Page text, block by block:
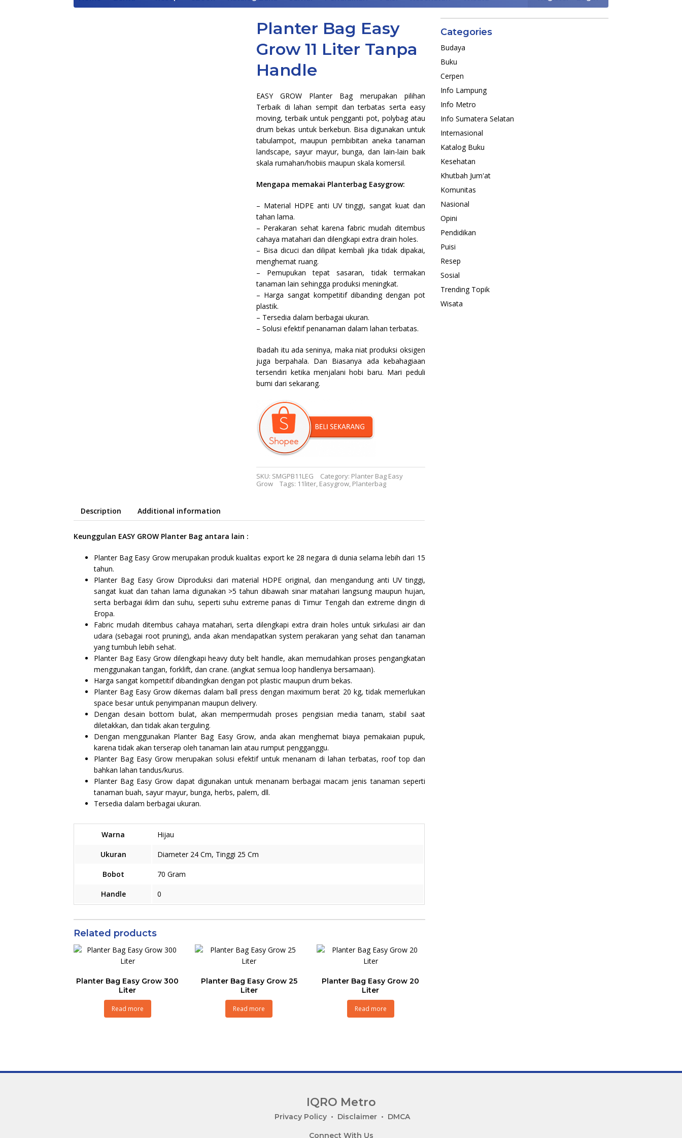
Planter Bag Easy
Grow 11 Liter Tanpa
Handle
EASY GROW Planter Bag merupakan pilihan
Terbaik di lahan sempit dan terbatas serta easy
moving, terbaik untuk pengganti pot, polybag atau
drum bekas untuk berkebun. Bisa digunakan untuk
tabulampot, maupun pembibitan aneka tanaman
landscape, sayur mayur, bunga, dan lain-lain baik
skala rumahan/hobiis maupun skala komersil.
Mengapa memakai Planterbag Easygrow:
– Material HDPE anti UV tinggi, sangat kuat dan
tahan lama.
– Perakaran sehat karena fabric mudah ditembus
cahaya matahari dan dilengkapi extra drain holes.
– Bisa dicuci dan dilipat kembali jika tidak dipakai,
menghemat ruang.
– Pemupukan tepat sasaran, tidak termakan
tanaman lain sehingga produksi meningkat.
– Harga sangat kompetitif dibanding dengan pot
plastik.
– Tersedia dalam berbagai ukuran.
– Solusi efektif penanaman dalam lahan terbatas.
Ibadah itu ada seninya, maka niat produksi oksigen
juga berpahala. Dan Biasanya ada kebahagiaan
tersendiri ketika menjalani hobi baru. Mari peduli
bumi dari sekarang.
SKU: SMGPB11LEG Category: Planter Bag Easy
Grow
Tags: 11liter Easygrow Planterbag
Description Additional information
Keunggulan EASY GROW Planter Bag antara lain :
Planter Bag Easy Grow merupakan produk kualitas export ke 28 negara di dunia selama lebih dari 15
tahun.
Planter Bag Easy Grow Diproduksi dari material HDPE original, dan mengandung anti UV tinggi,
sangat kuat dan tahan lama digunakan >5 tahun dibawah sinar matahari langsung maupun hujan,
serta berbagai iklim dan suhu, seperti suhu extreme panas di Timur Tengah dan extreme dingin di
Eropa.
Fabric mudah ditembus cahaya matahari, serta dilengkapi extra drain holes untuk sirkulasi air dan
udara (sebagai root pruning), anda akan mendapatkan system perakaran yang sehat dan tanaman
yang tumbuh lebih sehat.
Planter Bag Easy Grow dilengkapi heavy duty belt handle, akan memudahkan proses pengangkatan
menggunakan tangan, forklift, dan crane. (angkat semua loop handlenya bersamaan).
Harga sangat kompetitif dibandingkan dengan pot plastic maupun drum bekas.
Planter Bag Easy Grow dikemas dalam ball press dengan maximum berat 20 kg, tidak memerlukan
space besar untuk penyimpanan maupun delivery.
Dengan desain bottom bulat, akan mempermudah proses pengisian media tanam, stabil saat
diletakkan, dan tidak akan terguling.
Dengan menggunakan Planter Bag Easy Grow, anda akan menghemat biaya pemakaian pupuk,
karena tidak akan terserap oleh tanaman lain atau rumput pengganggu.
Planter Bag Easy Grow merupakan solusi efektif untuk menanam di lahan terbatas, roof top dan
bahkan lahan tandus/kurus.
Planter Bag Easy Grow dapat digunakan untuk menanam berbagai macam jenis tanaman seperti
tanaman buah, sayur mayur, bunga, herbs, palem, dll.
Tersedia dalam berbagai ukuran.
Warna Hijau
Ukuran Diameter 24 Cm, Tinggi 25 Cm
Bobot 70 Gram
Handle 0
Related products
Planter Bag Easy Grow 300
Liter
Read more
Planter Bag Easy Grow 25
Liter
Read more
Planter Bag Easy Grow 20
Liter
Read more
Categories
Budaya
Buku
Cerpen
Info Lampung
Info Metro
Info Sumatera Selatan
Internasional
Katalog Buku
Kesehatan
Khutbah Jum'at
Komunitas
Nasional
Opini
Pendidikan
Puisi
Resep
Sosial
Trending Topik
Wisata
IQRO Metro
Privacy Policy Disclaimer DMCA
Connect With Us